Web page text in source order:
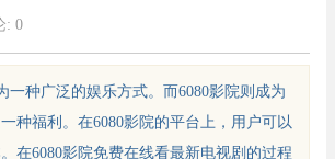
: 0
种广泛的娱乐方式。而6080影院则成为
种福利。在6080影院的平台上，用户可以
在6080影院免费在线看最新电视剧的过程